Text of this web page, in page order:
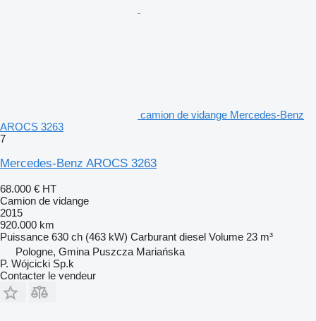
camion de vidange Mercedes-Benz
AROCS 3263
7
Mercedes-Benz AROCS 3263
68.000 € HT
Camion de vidange
2015
920.000 km
Puissance 630 ch (463 kW) Carburant diesel Volume 23 m³
Pologne, Gmina Puszcza Mariańska
P. Wójcicki Sp.k
Contacter le vendeur